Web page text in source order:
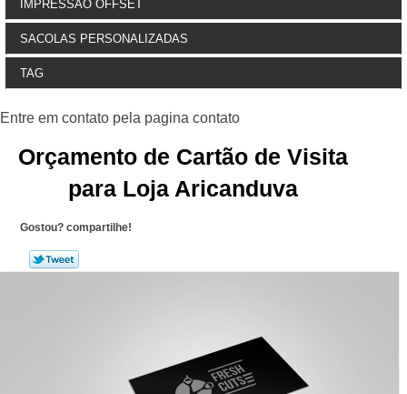
IMPRESSÃO OFFSET
SACOLAS PERSONALIZADAS
TAG
Orçamento de Cartão de Visita
para Loja Aricanduva
Gostou? compartilhe!